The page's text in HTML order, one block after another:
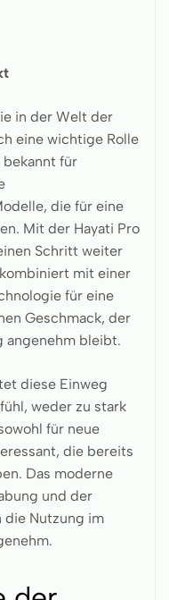
in der Welt der
eine wichtige Rolle
bekannt für
die für eine
Mit der Hayati Pro
Schritt weiter
mit einer
für eine
Geschmack, der
angenehm bleibt.
diese Einweg
weder zu stark
für neue
die bereits
Das moderne
und der
die Nutzung im